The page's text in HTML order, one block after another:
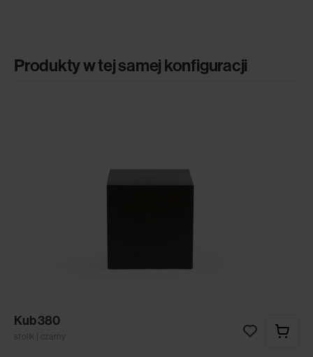
Produkty w tej samej konfiguracji
Kub 380
stolik | czarny